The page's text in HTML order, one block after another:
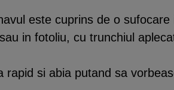
este cuprins de o
in fotoliu, cu trunchiul
rapid si abia putand sa